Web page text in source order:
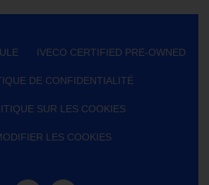
IVECO CERTIFIED PRE-OWNED
DE CONFIDENTIALITÉ
SUR LES COOKIES
LES COOKIES